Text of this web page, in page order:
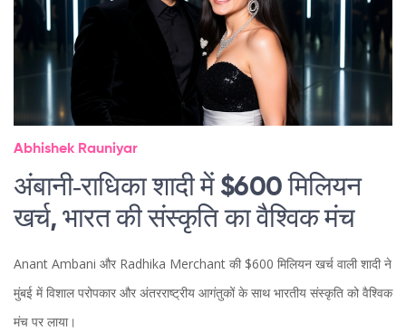
Abhishek Rauniyar
अंबानी‑राधिका शादी में $600 मिलियन
खर्च, भारत की संस्कृति का वैश्विक मंच
Anant Ambani और Radhika Merchant की $600 मिलियन खर्च वाली शादी ने
मुंबई में विशाल परोपकार और अंतरराष्ट्रीय आगंतुकों के साथ भारतीय संस्कृति को वैश्विक
मंच पर लाया।